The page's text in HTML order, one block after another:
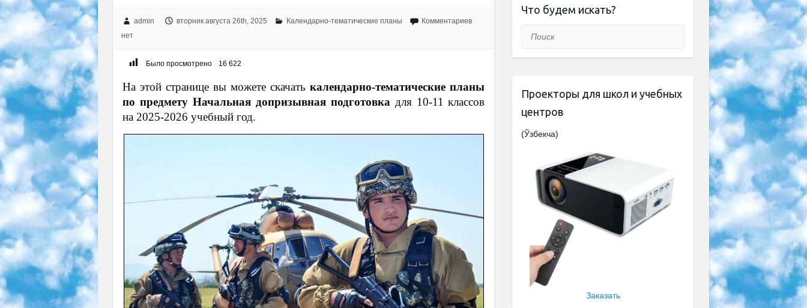
admin вторник августа 26th, 2025 Календарно-тематические планы
Комментариев
нет
Было просмотрено 16 622
На этой странице вы можете скачатькалендарно-тематические планы
по предмету Начальная допризывная подготовка для 10-11 классов
на 2025-2026 учебный год.
Что будем искать?
Поиск
Проекторы для школ и учебных
центров
(Ўзбекча)
Заказать